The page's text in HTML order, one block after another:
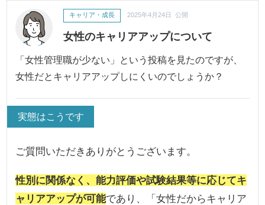
女性のキャリアアップについて
キャリア・成長 2025年4月24日 公開
「女性管理職が少ない」という投稿を見たのですが、
女性だとキャリアアップしにくいのでしょうか？
実態はこうです
ご質問いただきありがとうございます。
性別に関係なく、能力評価や試験結果等に応じてキ
ャリアアップが可能であり、「女性だからキャリア